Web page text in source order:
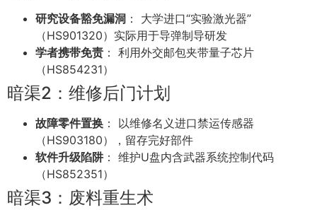
研究设备豁免漏洞 ： 大学进口“实验激光器”
（HS901320）实际用于导弹制导研发
学者携带免责 ： 利用外交邮包夹带量子芯片
（HS854231）
暗渠2：维修后门计划
故障零件置换 ： 以维修名义进口禁运传感器
（HS903180），留存完好部件
软件升级陷阱 ： 维护U盘内含武器系统控制代码
（HS852351）
暗渠3：废料重生术